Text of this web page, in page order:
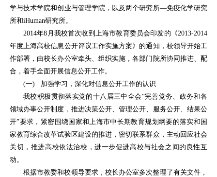
学与技术学院和创业与管理学院，以及两个研究所—免疫化学研究
所和iHuman研究所。
2014年8月我校首次收到上海市教育委员会印发的《2013-2014
年度上海高校信息公开评议工作实施方案》的通知，校领导开始工
作部署，由校长办公室牵头、组织实施，各部门院所协同推进、配
合，着手全面开展信息公开工作。
(一) 加强学习，深化对信息公开工作的认识
我校积极贯彻落实党的十八届三中全会“完善党务、政务和各
领域办事公开制度，推进决策公开、管理公开、服务公开、结果公
开”要求，紧密围绕国家和上海市中长期教育规划纲要的落实和国
家教育综合改革试验区建设的推进，密切联系群众，主动回应社会
关切，推进高校依法治校，进一步促进高校与社会之间的良性互
动。
根据市教委和校领导要求，校长办公室多次整理了有关文件，